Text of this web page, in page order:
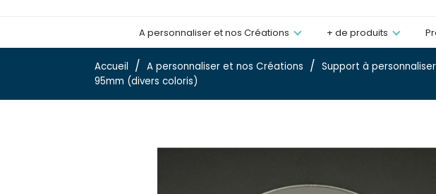
A personnaliser et nos Créations + de produits
Accueil A personnaliser et nos Créations Support à personnaliser
95mm (divers coloris)